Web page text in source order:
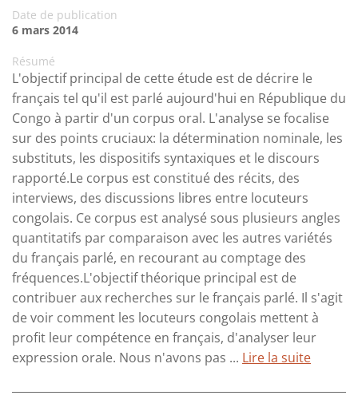
Date de publication
6 mars 2014
Résumé
L'objectif principal de cette étude est de décrire le
français tel qu'il est parlé aujourd'hui en République du
Congo à partir d'un corpus oral. L'analyse se focalise
sur des points cruciaux: la détermination nominale, les
substituts, les dispositifs syntaxiques et le discours
rapporté.Le corpus est constitué des récits, des
interviews, des discussions libres entre locuteurs
congolais. Ce corpus est analysé sous plusieurs angles
quantitatifs par comparaison avec les autres variétés
du français parlé, en recourant au comptage des
fréquences.L'objectif théorique principal est de
contribuer aux recherches sur le français parlé. Il s'agit
de voir comment les locuteurs congolais mettent à
profit leur compétence en français, d'analyser leur
expression orale. Nous n'avons pas ... Lire la suite